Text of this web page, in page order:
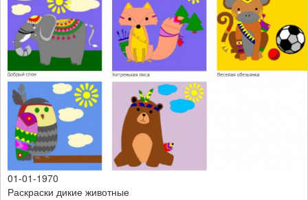
01-01-1970
Раскраски дикие животные